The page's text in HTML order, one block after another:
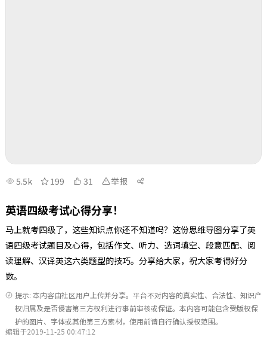
5.5k 199 31 举报
英语四级考试心得分享！
马上就考四级了，这些知识点你还不知道吗？这份思维导图分享了英
语四级考试题目及心得，包括作文、听力、选词填空、段意匹配、阅
读理解、汉译英这六类题型的技巧。分享给大家，祝大家考得好分
数。
提示: 本内容由社区用户上传并分享。平台不对内容的真实性、合法性、知识产
权归属及是否侵害第三方权利进行事前审核或保证。本内容可能包含受版权保
护的图片、字体或其他第三方素材，使用前请自行确认授权范围。
编辑于2019-11-25 00:47:12